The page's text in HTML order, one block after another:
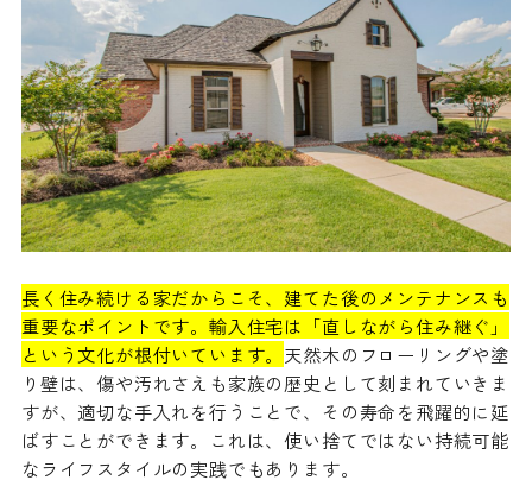
長く住み続ける家だからこそ、建てた後のメンテナンスも
重要なポイントです。輸入住宅は「直しながら住み継ぐ」
という文化が根付いています。 天然木のフローリングや塗
り壁は、傷や汚れさえも家族の歴史として刻まれていきま
すが、適切な手入れを行うことで、その寿命を飛躍的に延
ばすことができます。これは、使い捨てではない持続可能
なライフスタイルの実践でもあります。